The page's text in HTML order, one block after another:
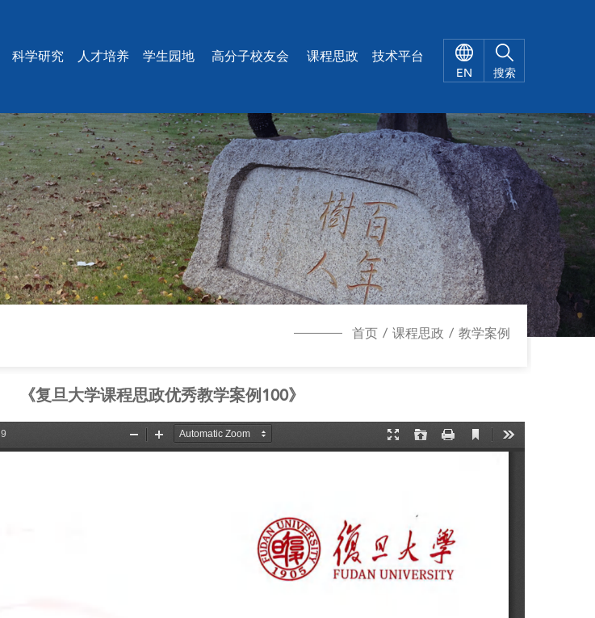
X
科学研究 人才培养 学生园地 高分子校友会 课程思政 技术平台
搜索
EN
首页 / 课程思政 / 教学案例
《复旦大学课程思政优秀教学案例100》